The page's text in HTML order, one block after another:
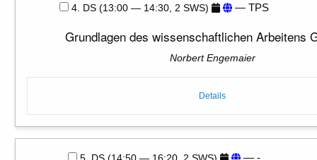
4. DS (13:00 — 14:30, 2 SWS) — TPS
Grundlagen des wissenschaftlichen Arbeitens
Norbert Engemaier
Details
— -